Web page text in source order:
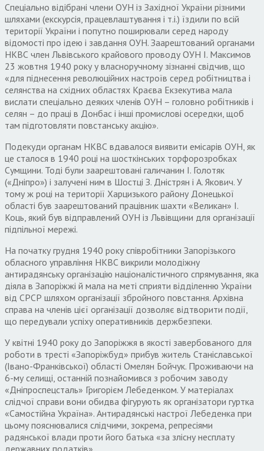
Спеціально відібрані члени ОУН із Західної України різними
шляхами (екскурсія, працевлаштування і т.і.) їздили по всій
території України і попутно поширювали серед народу
відомості про ідею і завдання ОУН. Заарештований органами
НКВС член Львівського крайового проводу ОУН І. Максимов
23 жовтня 1940 року у власноручному зізнанні свідчив, що
«для піднесення революційних настроїв серед робітництва і
селянства на східних областях Краєва Екзекутива мала
вислати спеціально деяких членів ОУН – головно робітників і
селян – до праці в Донбас і інші промислові осередки, щоб
там підготовляти повстанську акцію».
Подекуди органам НКВС вдавалося виявити емісарів ОУН, як
це сталося в 1940 році на шосткінських торфорозробках
Сумщини. Тоді були заарештовані галичанин І. Голотяк
(«Дніпро») і залучені ним в Шостці З. Дністрян і А. Якович. У
тому ж році на території Харцизького району Донецької
області був заарештований працівник шахти «Великан» І.
Коць, який був відправлений ОУН із Львівщини для організації
підпільної мережі.
На початку грудня 1940 року співробітники Запорізького
обласного управління НКВС викрили молодіжну
антирадянську організацію націоналістичного спрямування, яка
діяла в Запоріжжі й мала на меті сприяти відділенню України
від СРСР шляхом організації збройного повстання. Архівна
справа на членів цієї організації дозволяє відтворити події,
що передували успіху оперативників держбезпеки.
У квітні 1940 року до Запоріжжя в якості завербованого для
роботи в тресті «Запоріжбуд» прибув житель Станіславської
(Івано-Франківської) області Омелян Бойчук. Проживаючи на
6-му селищі, останній познайомився з робочим заводу
«Дніпроспецсталь» Григорієм Лебеденком. У матеріалах
слідчої справи вони обидва фігурують як організатори гуртка
«Самостійна Україна». Антирадянські настрої Лебеденка при
цьому пояснювалися слідчими, зокрема, репресіями
радянської влади проти його батька «за злісну несплату
державних податків».